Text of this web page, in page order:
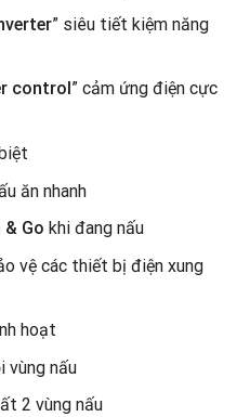
” siêu tiết kiệm năng
control ” cảm ứng điện cực
ăn nhanh
Go khi đang nấu
vệ các thiết bị điện xung
hoạt
vùng nấu
2 vùng nấu